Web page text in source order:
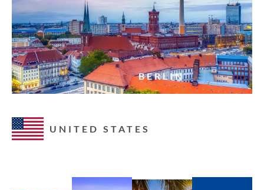
BERLIN
UNITED STATES